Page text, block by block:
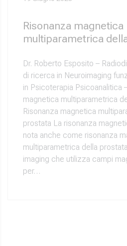
Risonanza magnetica
multiparametrica
Dr. Roberto Esposito –
di ricerca in Neuroimaging
in Psicoterapia Psicoanalitica
magnetica multiparametrica
Risonanza magnetica
prostata La risonanza
nota anche come risonanza
multiparametrica della
imaging che utilizza campi
per…